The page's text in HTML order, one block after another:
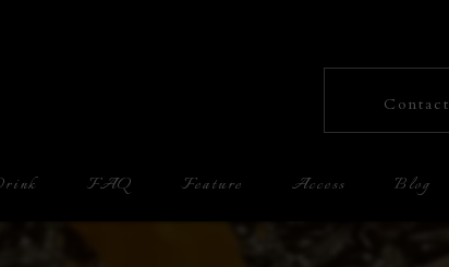
Contact
FAQ Feature Access Blog